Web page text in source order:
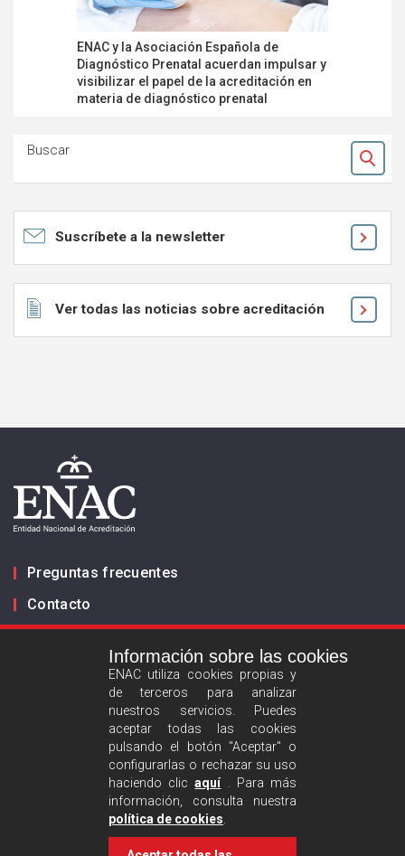
ENAC y la Asociación Española de
Diagnóstico Prenatal acuerdan impulsar y
visibilizar el papel de la acreditación en
materia de diagnóstico prenatal
Buscar
Ok
Suscríbete a la newsletter
Ver todas las noticias sobre acreditación
Preguntas frecuentes
Contacto
Política de privacidad
Política de cookies
Información sobre las cookies
ENAC utiliza cookies propias y
de terceros para analizar
nuestros servicios. Puedes
aceptar todas las cookies
pulsando el botón "Aceptar" o
configurarlas o rechazar su uso
haciendo clicaquí. Para más
información, consulta nuestra
política de cookies